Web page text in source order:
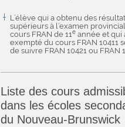
L’élève qui a obtenu des
supérieurs à l’examen
cours FRAN de 11e année et qui
exempté du cours FRAN 10411
de suivre FRAN 10421 ou FRAN
Liste des cours
dans les écoles
du Nouveau-Brunswick